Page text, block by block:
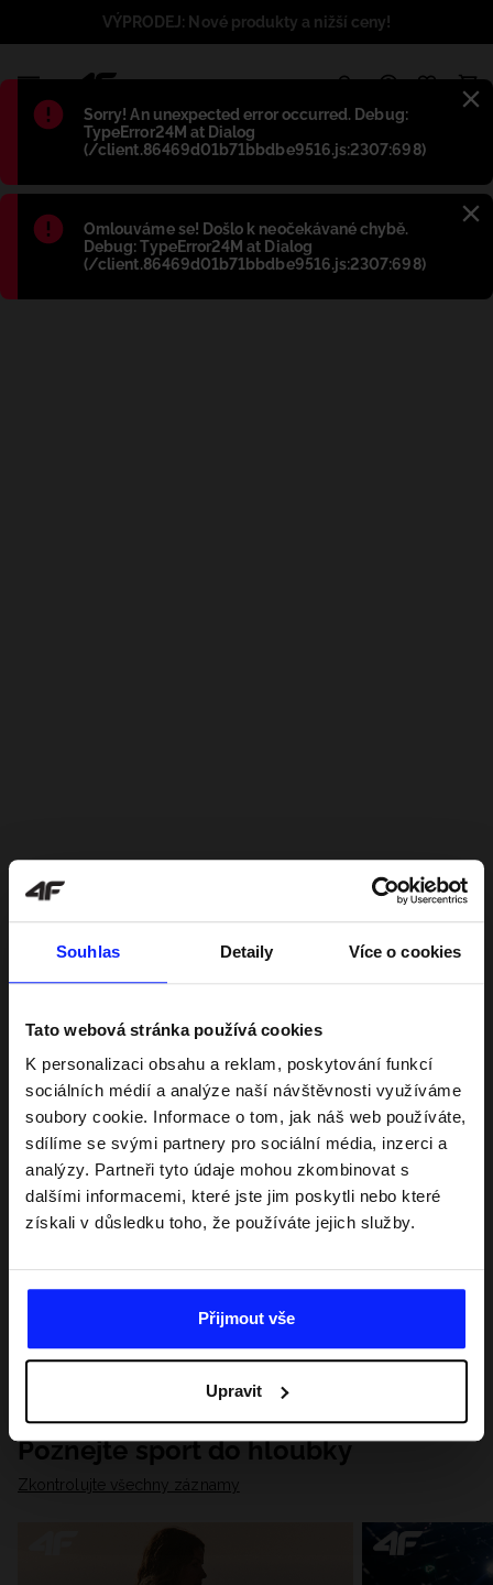
Souhlas Detaily Více o cookies
Tato webová stránka používá cookies
K personalizaci obsahu a reklam, poskytování funkcí
sociálních médií a analýze naší návštěvnosti využíváme
soubory cookie. Informace o tom, jak náš web používáte,
sdílíme se svými partnery pro sociální média, inzerci a
analýzy. Partneři tyto údaje mohou zkombinovat s
dalšími informacemi, které jste jim poskytli nebo které
získali v důsledku toho, že používáte jejich služby.
Přijmout vše
Upravit
Błąd:
Sorry! An unexpected error occurred. Debug:
TypeError24M at Dialog
(/client.86469d01b71bbdbe9516.js:2307:698)
Błąd:
Omlouváme se! Došlo k neočekávané chybě.
Debug: TypeError24M at Dialog
(/client.86469d01b71bbdbe9516.js:2307:698)
VÝPRODEJ: Nové produkty a nižší ceny!
Poznejte sport do hloubky
Zkontrolujte všechny záznamy